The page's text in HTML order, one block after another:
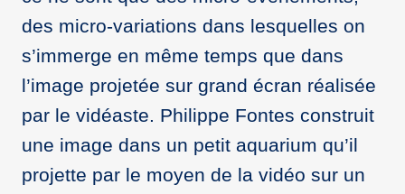
des micro-variations dans lesquelles on
s’immerge en même temps que dans
l’image projetée sur grand écran réalisée
par le vidéaste. Philippe Fontes construit
une image dans un petit aquarium qu’il
projette par le moyen de la vidéo sur un